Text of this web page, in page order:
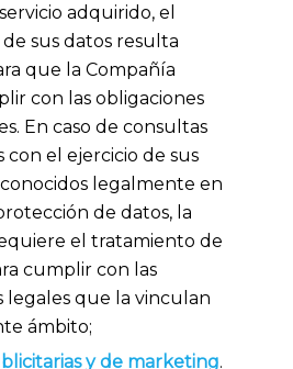
adquirido, el
sus datos resulta
que la Compañía
con las obligaciones
En caso de consultas
con el ejercicio de sus
legalmente en
de datos, la
el tratamiento de
cumplir con las
legales que la vinculan
ámbito;
y de marketing.